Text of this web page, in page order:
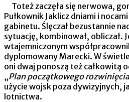
Toteż zaczęła się nerwowa,
Pułkownik Jaklicz dniami i
gabinetu. Ślęczał bezustannie
sytuację, kombinował, obliczał.
wtajemniczonym
dyplomowany Marecki. W
oni dwaj ponoszą też całkowitą
„Plan początkowego
użycie wojsk poza dywizyjnych,
lotnictwa.